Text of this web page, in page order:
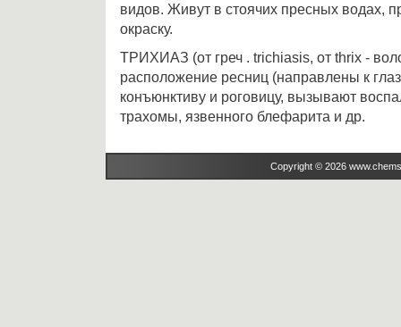
видов. Живут в стоячих пресных водах,
окраску.
ТРИХИАЗ (от греч . trichiasis, от thrix -
расположение ресниц (направлены к
конъюнктиву и роговицу, вызывают
трахомы, язвенного блефарита и др.
Copyright © 2026